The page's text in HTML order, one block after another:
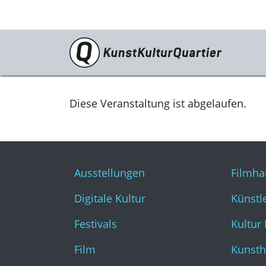
Programm
Ausstellungen
Film
Literatur & Diskurs
Musik
Diese Veranstaltung ist abgelaufen.
Ausstellungen
Digitale Kultur
Festivals
Film
Kultur